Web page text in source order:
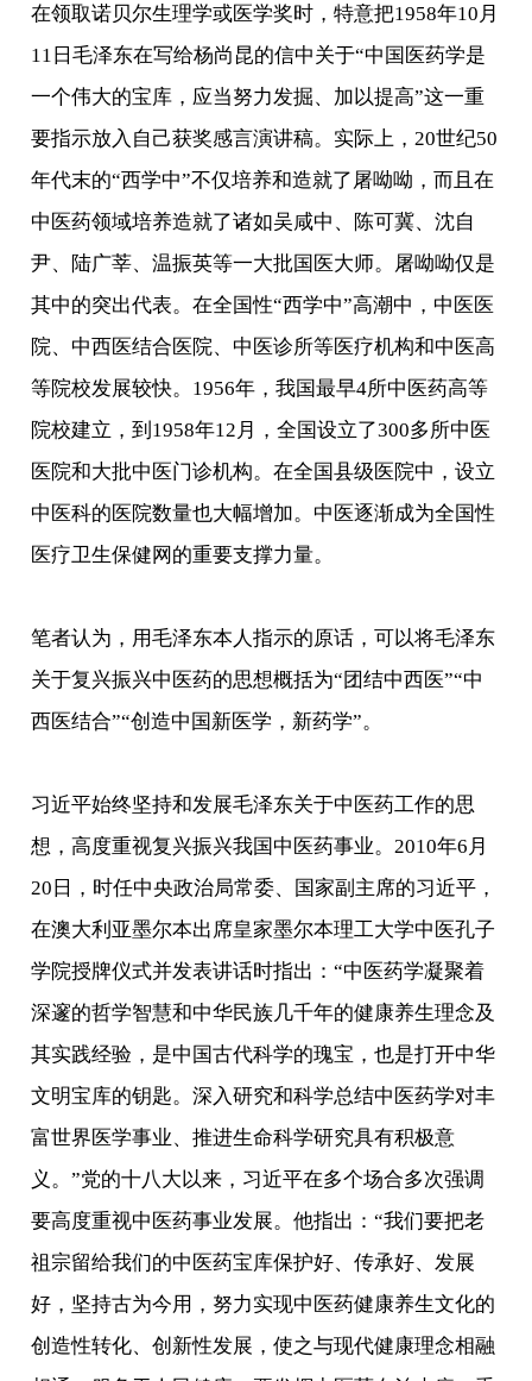
在领取诺贝尔生理学或医学奖时，特意把1958年10月
11日毛泽东在写给杨尚昆的信中关于“中国医药学是
一个伟大的宝库，应当努力发掘、加以提高”这一重
要指示放入自己获奖感言演讲稿。实际上，20世纪50
年代末的“西学中”不仅培养和造就了屠呦呦，而且在
中医药领域培养造就了诸如吴咸中、陈可冀、沈自
尹、陆广莘、温振英等一大批国医大师。屠呦呦仅是
其中的突出代表。在全国性“西学中”高潮中，中医医
院、中西医结合医院、中医诊所等医疗机构和中医高
等院校发展较快。1956年，我国最早4所中医药高等
院校建立，到1958年12月，全国设立了300多所中医
医院和大批中医门诊机构。在全国县级医院中，设立
中医科的医院数量也大幅增加。中医逐渐成为全国性
医疗卫生保健网的重要支撑力量。
笔者认为，用毛泽东本人指示的原话，可以将毛泽东
关于复兴振兴中医药的思想概括为“团结中西医”“中
西医结合”“创造中国新医学，新药学”。
习近平始终坚持和发展毛泽东关于中医药工作的思
想，高度重视复兴振兴我国中医药事业。2010年6月
20日，时任中央政治局常委、国家副主席的习近平，
在澳大利亚墨尔本出席皇家墨尔本理工大学中医孔子
学院授牌仪式并发表讲话时指出：“中医药学凝聚着
深邃的哲学智慧和中华民族几千年的健康养生理念及
其实践经验，是中国古代科学的瑰宝，也是打开中华
文明宝库的钥匙。深入研究和科学总结中医药学对丰
富世界医学事业、推进生命科学研究具有积极意
义。”党的十八大以来，习近平在多个场合多次强调
要高度重视中医药事业发展。他指出：“我们要把老
祖宗留给我们的中医药宝库保护好、传承好、发展
好，坚持古为今用，努力实现中医药健康养生文化的
创造性转化、创新性发展，使之与现代健康理念相融